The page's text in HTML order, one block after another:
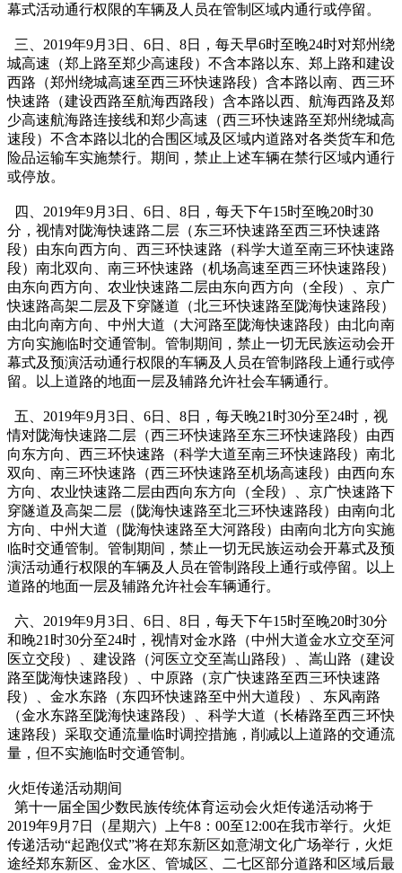
幕式活动通行权限的车辆及人员在管制区域内通行或停留。
三、2019年9月3日、6日、8日，每天早6时至晚24时对郑州绕
城高速（郑上路至郑少高速段）不含本路以东、郑上路和建设
西路（郑州绕城高速至西三环快速路段）含本路以南、西三环
快速路（建设西路至航海西路段）含本路以西、航海西路及郑
少高速航海路连接线和郑少高速（西三环快速路至郑州绕城高
速段）不含本路以北的合围区域及区域内道路对各类货车和危
险品运输车实施禁行。期间，禁止上述车辆在禁行区域内通行
或停放。
四、2019年9月3日、6日、8日，每天下午15时至晚20时30
分，视情对陇海快速路二层（东三环快速路至西三环快速路
段）由东向西方向、西三环快速路（科学大道至南三环快速路
段）南北双向、南三环快速路（机场高速至西三环快速路段）
由东向西方向、农业快速路二层由东向西方向（全段）、京广
快速路高架二层及下穿隧道（北三环快速路至陇海快速路段）
由北向南方向、中州大道（大河路至陇海快速路段）由北向南
方向实施临时交通管制。管制期间，禁止一切无民族运动会开
幕式及预演活动通行权限的车辆及人员在管制路段上通行或停
留。以上道路的地面一层及辅路允许社会车辆通行。
五、2019年9月3日、6日、8日，每天晚21时30分至24时，视
情对陇海快速路二层（西三环快速路至东三环快速路段）由西
向东方向、西三环快速路（科学大道至南三环快速路段）南北
双向、南三环快速路（西三环快速路至机场高速段）由西向东
方向、农业快速路二层由西向东方向（全段）、京广快速路下
穿隧道及高架二层（陇海快速路至北三环快速路段）由南向北
方向、中州大道（陇海快速路至大河路段）由南向北方向实施
临时交通管制。管制期间，禁止一切无民族运动会开幕式及预
演活动通行权限的车辆及人员在管制路段上通行或停留。以上
道路的地面一层及辅路允许社会车辆通行。
六、2019年9月3日、6日、8日，每天下午15时至晚20时30分
和晚21时30分至24时，视情对金水路（中州大道金水立交至河
医立交段）、建设路（河医立交至嵩山路段）、嵩山路（建设
路至陇海快速路段）、中原路（京广快速路至西三环快速路
段）、金水东路（东四环快速路至中州大道段）、东风南路
（金水东路至陇海快速路段）、科学大道（长椿路至西三环快
速路段）采取交通流量临时调控措施，削减以上道路的交通流
量，但不实施临时交通管制。
火炬传递活动期间
第十一届全国少数民族传统体育运动会火炬传递活动将于
2019年9月7日（星期六）上午8：00至12:00在我市举行。火炬
传递活动“起跑仪式”将在郑东新区如意湖文化广场举行，火炬
途经郑东新区、金水区、管城区、二七区部分道路和区域后最